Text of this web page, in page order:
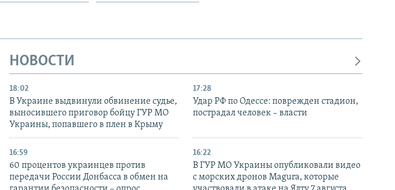
НОВОСТИ
18:02
В Украине выдвинули обвинение судье,
выносившего приговор бойцу ГУР МО
Украины, попавшего в плен в Крыму
17:28
Удар РФ по Одессе: поврежден стадион,
пострадал человек – власти
16:59
60 процентов украинцев против
передачи России Донбасса в обмен на
16:22
В ГУР МО Украины опубликовали видео
с морских дронов Magura, которые